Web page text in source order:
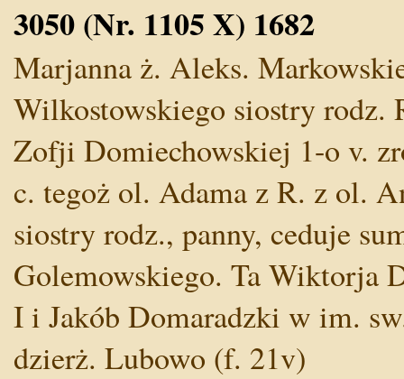
3050 (Nr. 1105 X) 1682
Marjanna ż. Aleks.
Wilkostowskiego siostry rodz.
Zofji Domiechowskiej 1-o v.
c. tegoż ol. Adama z R. z ol.
siostry rodz., panny, ceduje
Golemowskiego. Ta Wiktorja
I i Jakób Domaradzki w im.
dzierż. Lubowo (f. 21v)